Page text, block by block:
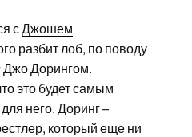
сДжошем
разбит лоб, по поводу
Джо Дорингом.
это будет самым
него. Доринг –
который еще ни